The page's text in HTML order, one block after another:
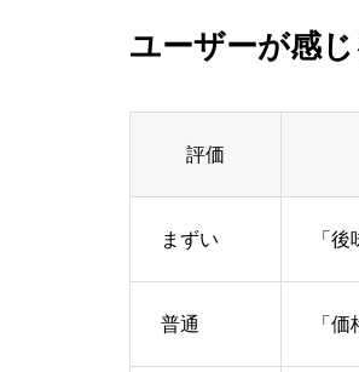
ユーザーが感
評価
まずい 「
普通 「